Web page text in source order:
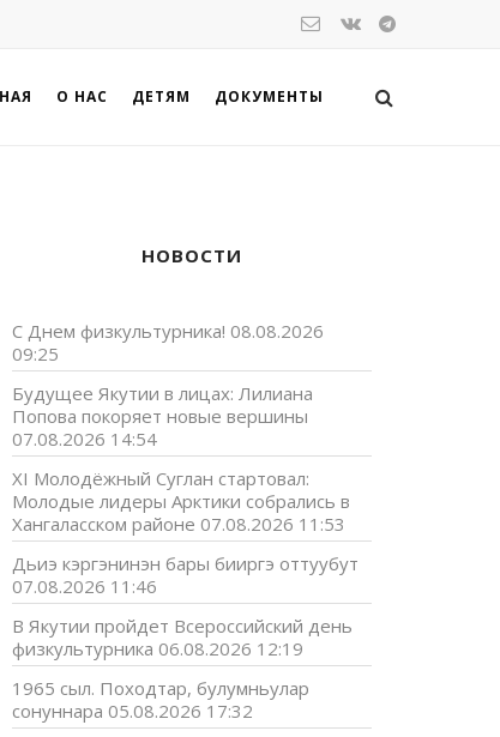
О НАС ДЕТЯМ ДОКУМЕНТЫ
НОВОСТИ
С Днем физкультурника! 08.08.2026
09:25
Будущее Якутии в лицах: Лилиана
Попова покоряет новые вершины
07.08.2026 14:54
XI Молодёжный Суглан стартовал:
Молодые лидеры Арктики собрались в
Хангаласском районе 07.08.2026 11:53
Дьиэ кэргэнинэн бары бииргэ оттуубут
07.08.2026 11:46
В Якутии пройдет Всероссийский день
физкультурника 06.08.2026 12:19
1965 сыл. Походтар, булумньулар
сонуннара 05.08.2026 17:32